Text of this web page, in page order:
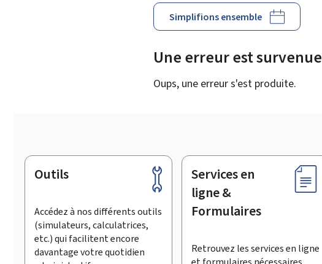
Simplifions ensemble
Une erreur est survenue
Oups, une erreur s'est produite.
Pied
page
Outils
Accédez à nos différents outils
(simulateurs, calculatrices,
etc.) qui facilitent encore
davantage votre quotidien
Services en
ligne &
Formulaires
Retrouvez les services en ligne